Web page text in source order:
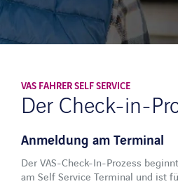
VAS FAHRER SELF SERVICE
Der Check-in-
Anmeldung am Terminal
Der VAS-Check-In-Prozess
am Self Service Terminal und ist